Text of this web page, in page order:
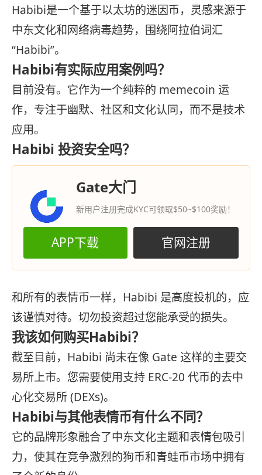
Habibi是一个基于以太坊的迷因币，灵感来源于
中东文化和网络病毒趋势，围绕阿拉伯词汇
“Habibi”。
Habibi有实际应用案例吗？
目前没有。它作为一个纯粹的 memecoin 运
作，专注于幽默、社区和文化认同，而不是技术
应用。
Habibi 投资安全吗？
Gate大门
新用户注册完成KYC可领取$50~$100奖励！
APP下载 官网注册
和所有的表情币一样，Habibi 是高度投机的，应
该谨慎对待。切勿投资超过您能承受的损失。
我该如何购买Habibi？
截至目前，Habibi 尚未在像 Gate 这样的主要交
易所上市。您需要使用支持 ERC-20 代币的去中
心化交易所 (DEXs)。
Habibi与其他表情币有什么不同？
它的品牌形象融合了中东文化主题和表情包吸引
力，使其在竞争激烈的狗币和青蛙币市场中拥有